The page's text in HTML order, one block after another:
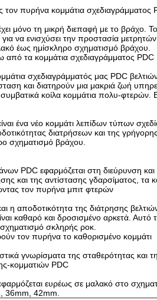
πυρήνα κομμάτια σχεδιαγράμματος
μόνο τη μικρή διεπαφή με το βράχο.
για να ενισχύσει την προστασία
έως ημίσκληρο σχηματισμό βράχου.
από τα κομμάτια σχεδιαγράμματος PDC
σχεδιαγράμματός μας PDC
και διατηρούν μια μακριά ζωή
κοίλα κομμάτια πολυ-
ένα νέο κομμάτι λεπίδων τύπων
διατρήσεων και της
σχηματισμό βράχου.
PDC εφαρμόζεται στη διεύρυνση
και της αντίστασης γδαρσίματος,
τον πυρήνα μπιτ φτερών
η αποδοτικότητα της διάτρησης
καθαρό και δροσισμένο αρκετά.
σκληρής ροκ.
τον πυρήνα το καθορισμένο κομμάτι
γνωρίσματα της σταθερότητας και
κομματιών PDC
ευρέως σε μαλακό στο
36mm, 42mm.